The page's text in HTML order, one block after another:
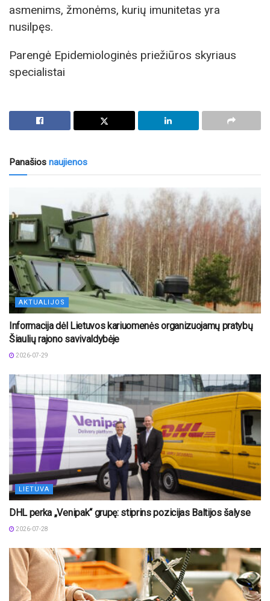
asmenims, žmonėms, kurių imunitetas yra
nusilpęs.
Parengė Epidemiologinės priežiūros skyriaus
specialistai
Panašios naujienos
AKTUALIJOS
Informacija dėl Lietuvos kariuomenės organizuojamų pratybų
Šiaulių rajono savivaldybėje
2026-07-29
LIETUVA
DHL perka „Venipak“ grupę: stiprins pozicijas Baltijos šalyse
2026-07-28